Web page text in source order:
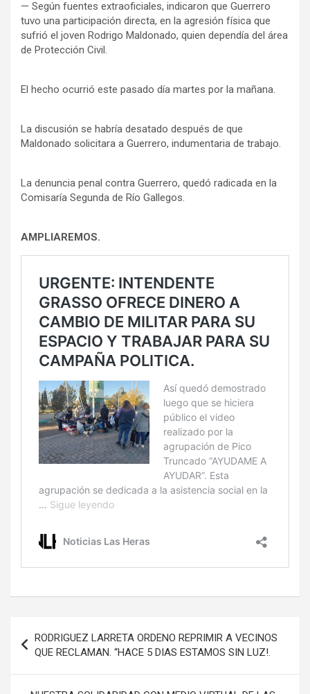
— Según fuentes extraoficiales, indicaron que Guerrero
tuvo una participación directa, en la agresión física que
sufrió el joven Rodrigo Maldonado, quien dependía del área
de Protección Civil.
El hecho ocurrió este pasado día martes por la mañana.
La discusión se habría desatado después de que
Maldonado solicitara a Guerrero, indumentaria de trabajo.
La denuncia penal contra Guerrero, quedó radicada en la
Comisaría Segunda de Río Gallegos.
AMPLIAREMOS.
de
entradas
RODRIGUEZ LARRETA ORDENO REPRIMIR A VECINOS
QUE RECLAMAN. “HACE 5 DIAS ESTAMOS SIN LUZ!.